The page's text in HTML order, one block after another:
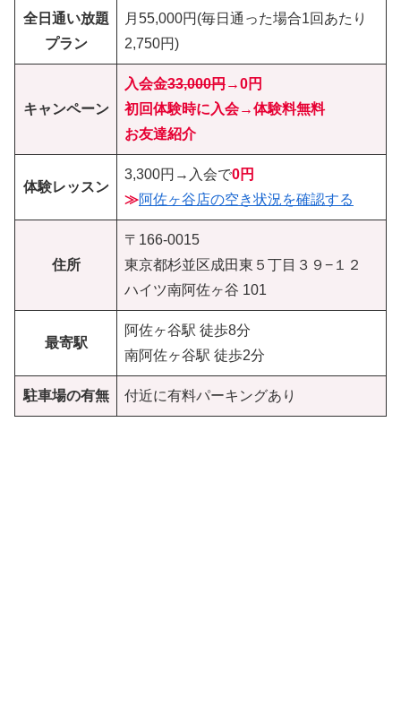
全日通い放題
プラン
月55,000円(毎日通った場合1回あたり
2,750円)
キャンペーン
入会金33,000円→0円
初回体験時に入会→体験料無料
お友達紹介
体験レッスン
3,300円→入会で0円
≫阿佐ヶ谷店の空き状況を確認する
住所
〒166-0015
東京都杉並区成田東５丁目３９−１２
ハイツ南阿佐ヶ谷 101
最寄駅
阿佐ヶ谷駅 徒歩8分
南阿佐ヶ谷駅 徒歩2分
駐車場の有無 付近に有料パーキングあり